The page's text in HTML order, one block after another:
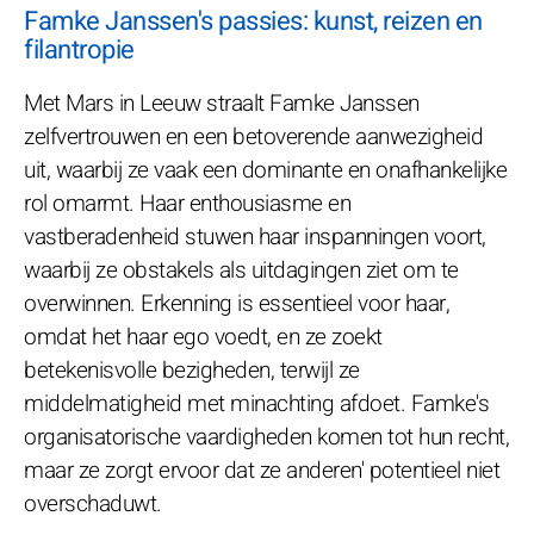
Famke Janssen's passies: kunst, reizen en
filantropie
Met Mars in Leeuw straalt Famke Janssen
zelfvertrouwen en een betoverende aanwezigheid
uit, waarbij ze vaak een dominante en onafhankelijke
rol omarmt. Haar enthousiasme en
vastberadenheid stuwen haar inspanningen voort,
waarbij ze obstakels als uitdagingen ziet om te
overwinnen. Erkenning is essentieel voor haar,
omdat het haar ego voedt, en ze zoekt
betekenisvolle bezigheden, terwijl ze
middelmatigheid met minachting afdoet. Famke's
organisatorische vaardigheden komen tot hun recht,
maar ze zorgt ervoor dat ze anderen' potentieel niet
overschaduwt.